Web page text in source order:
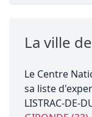
La ville
Le Centre
sa liste
LISTRAC-DE-